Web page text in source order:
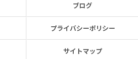
ブログ
プライバシーポリシー
サイトマップ